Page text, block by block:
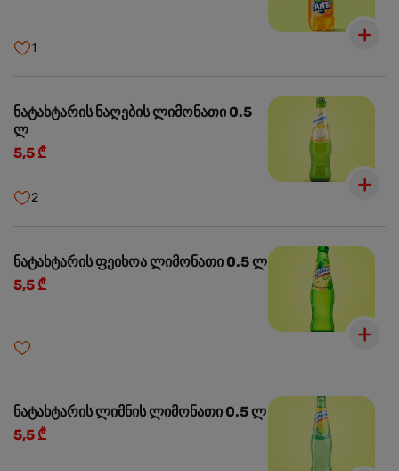
1
ნატახტარის ნაღების ლიმონათი 0.5
ლ
5,5 ₾
2
ნატახტარის ფეიხოა ლიმონათი 0.5 ლ
5,5 ₾
ნატახტარის ლიმნის ლიმონათი 0.5 ლ
5,5 ₾